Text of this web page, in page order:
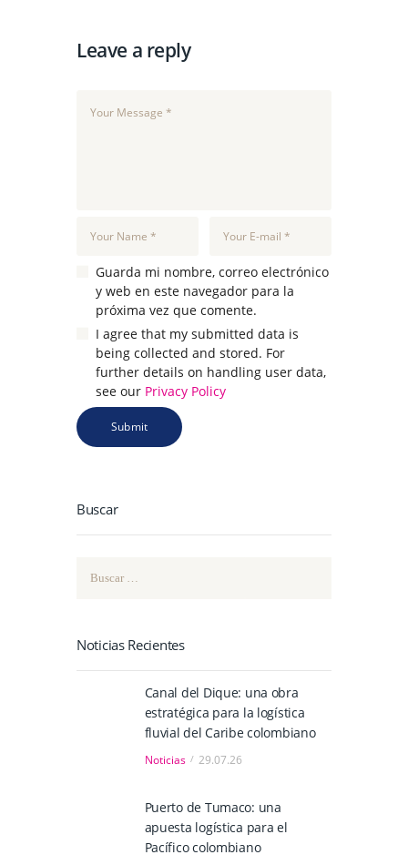
Leave a reply
Guarda mi nombre, correo electrónico
y web en este navegador para la
próxima vez que comente.
I agree that my submitted data is
being collected and stored. For
further details on handling user data,
see our Privacy Policy
Buscar
Noticias Recientes
Canal del Dique: una obra
estratégica para la logística
fluvial del Caribe colombiano
Noticias 29.07.26
Puerto de Tumaco: una
apuesta logística para el
Pacífico colombiano